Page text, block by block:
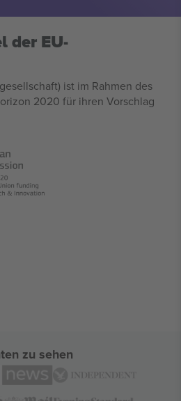
der EU-
ist im Rahmen des
2020 für ihren Vorschlag
zu sehen